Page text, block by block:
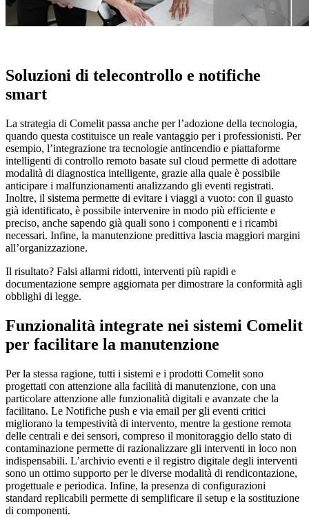
Soluzioni di telecontrollo e notifiche
smart
La strategia di Comelit passa anche per l’adozione della tecnologia,
quando questa costituisce un reale vantaggio per i professionisti. Per
esempio, l’integrazione tra tecnologie antincendio e piattaforme
intelligenti di controllo remoto basate sul cloud permette di adottare
modalità di diagnostica intelligente, grazie alla quale è possibile
anticipare i malfunzionamenti analizzando gli eventi registrati.
Inoltre, il sistema permette di evitare i viaggi a vuoto: con il guasto
già identificato, è possibile intervenire in modo più efficiente e
preciso, anche sapendo già quali sono i componenti e i ricambi
necessari. Infine, la manutenzione predittiva lascia maggiori margini
all’organizzazione.
Il risultato? Falsi allarmi ridotti, interventi più rapidi e
documentazione sempre aggiornata per dimostrare la conformità agli
obblighi di legge.
Funzionalità integrate nei sistemi Comelit
per facilitare la manutenzione
Per la stessa ragione, tutti i sistemi e i prodotti Comelit sono
progettati con attenzione alla facilità di manutenzione, con una
particolare attenzione alle funzionalità digitali e avanzate che la
facilitano. Le Notifiche push e via email per gli eventi critici
migliorano la tempestività di intervento, mentre la gestione remota
delle centrali e dei sensori, compreso il monitoraggio dello stato di
contaminazione permette di razionalizzare gli interventi in loco non
indispensabili. L’archivio eventi e il registro digitale degli interventi
sono un ottimo supporto per le diverse modalità di rendicontazione,
progettuale e periodica. Infine, la presenza di configurazioni
standard replicabili permette di semplificare il setup e la sostituzione
di componenti.